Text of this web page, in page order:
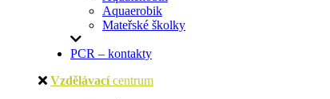
Aquaerobik
Mateřské školky
PCR – kontakty
Vzdělávací centrum